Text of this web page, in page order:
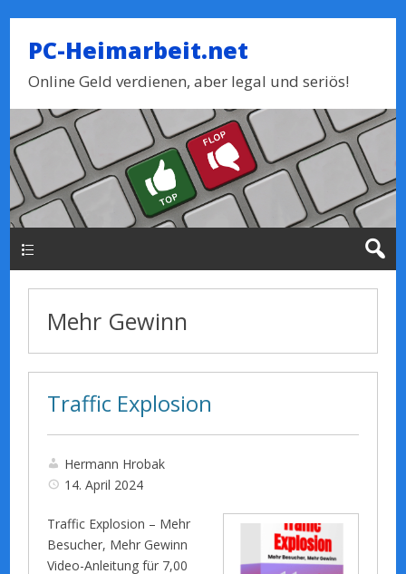
PC-Heimarbeit.net
Online Geld verdienen, aber legal und seriös!
Mehr Gewinn
Traffic Explosion
Hermann Hrobak
14. April 2024
Traffic Explosion – Mehr
Besucher, Mehr Gewinn
Video-Anleitung für 7,00